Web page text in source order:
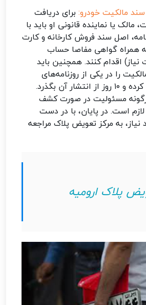
برای دریافت
مالک یا نماینده قانونی او باید با
اصل سند فروش کارخانه و کارت
همراه گواهی مفاصا حساب
اقدام کنند. همچنین باید
را در یکی از روزنامه‌های
کثیرالانتشار آگهی کرده و ۱۰ روز از انتشار آن بگذرد.
مسئولیت در صورت کشف
است. در پایان، با در دست
به مرکز تعویض پلاک مراجعه
پلاک ارومیه